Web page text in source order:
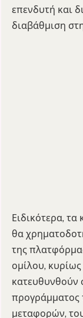
επενδυτή και
διαβάθμιση
Ειδικότερα,
θα
της
ομίλου,
κατευθυνθούν
προγράμματος
μεταφορών,